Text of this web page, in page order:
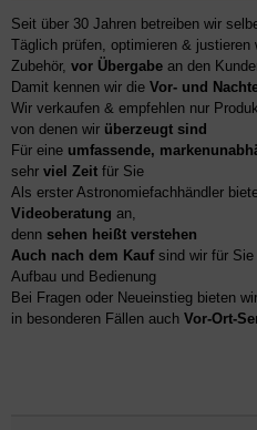
Seit über 30 Jahren betreiben wir
Täglich prüfen, optimieren & justieren
Zubehör, vor Übergabe an den
Damit kennen wir die Vor- und
Wir verkaufen & empfehlen nur
von denen wir überzeugt sind
Für eine umfassende,
sehr viel Zeit für Sie
Als erster Astronomiefachhändler
Videoberatung an,
denn sehen heißt verstehen
Auch nach dem Kaufsind wir für Sie
Aufbau und Bedienung
Bei Fragen oder Neueinstieg bieten wir
in besonderen Fällen auch Vor-Ort-